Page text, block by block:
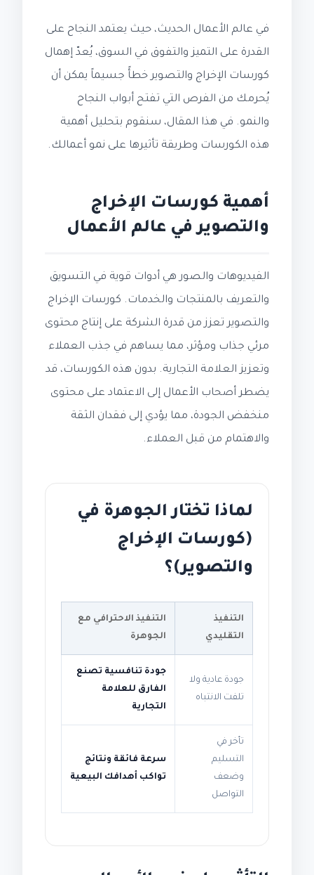
في عالم الأعمال الحديث، حيث يعتمد النجاح على
القدرة على التميز والتفوق في السوق، يُعدّ إهمال
كورسات الإخراج والتصوير خطأً جسيماً يمكن أن
يُحرمك من الفرص التي تفتح أبواب النجاح
والنمو. في هذا المقال، سنقوم بتحليل أهمية
هذه الكورسات وطريقة تأثيرها على نمو أعمالك.
أهمية كورسات الإخراج
والتصوير في عالم الأعمال
الفيديوهات والصور هي أدوات قوية في التسويق
والتعريف بالمنتجات والخدمات. كورسات الإخراج
والتصوير تعزز من قدرة الشركة على إنتاج محتوى
مرئي جذاب ومؤثر، مما يساهم في جذب العملاء
وتعزيز العلامة التجارية. بدون هذه الكورسات، قد
يضطر أصحاب الأعمال إلى الاعتماد على محتوى
منخفض الجودة، مما يؤدي إلى فقدان الثقة
والاهتمام من قبل العملاء.
لماذا تختار الجوهرة في
(كورسات الإخراج
والتصوير)؟
التنفيذ
التقليدي
التنفيذ الاحترافي مع
الجوهرة
جودة عادية ولا
تلفت الانتباه
جودة تنافسية تصنع
الفارق للعلامة
التجارية
تأخر في
التسليم
وضعف
التواصل
سرعة فائقة ونتائج
تواكب أهدافك البيعية